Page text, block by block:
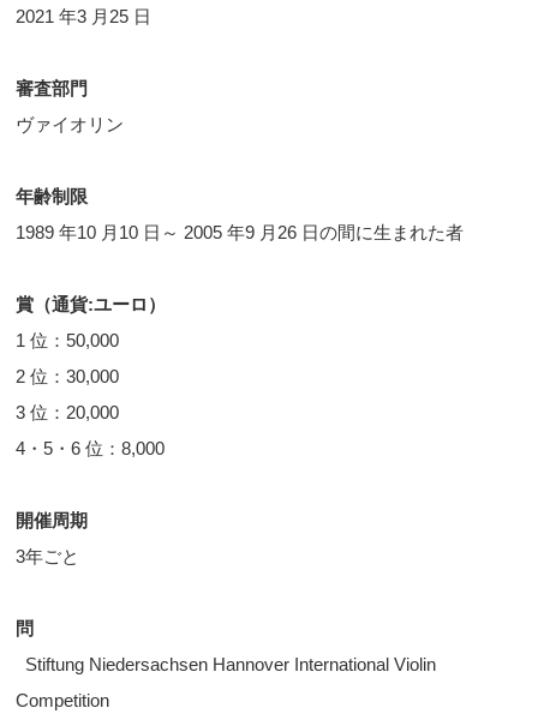
2021 年3 月25 日
審査部門
ヴァイオリン
年齢制限
1989 年10 月10 日～ 2005 年9 月26 日の間に生まれた者
賞（通貨:ユーロ）
1 位：50,000
2 位：30,000
3 位：20,000
4・5・6 位：8,000
開催周期
3年ごと
問
Stiftung Niedersachsen Hannover International Violin
Competition